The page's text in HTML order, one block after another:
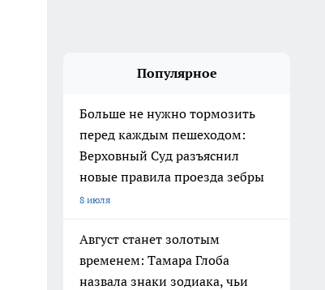
Популярное
Больше не нужно тормозить
перед каждым пешеходом:
Верховный Суд разъяснил
новые правила проезда зебры
8 июля
Август станет золотым
временем: Тамара Глоба
назвала знаки зодиака, чьи